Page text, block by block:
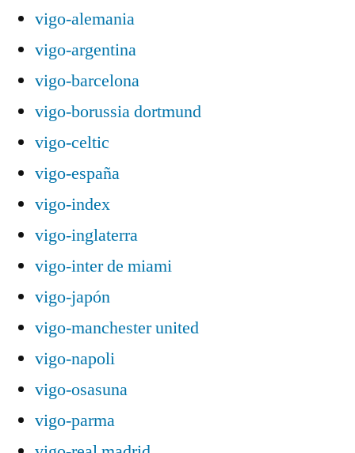
vigo-alemania
vigo-argentina
vigo-barcelona
vigo-borussia dortmund
vigo-celtic
vigo-españa
vigo-index
vigo-inglaterra
vigo-inter de miami
vigo-japón
vigo-manchester united
vigo-napoli
vigo-osasuna
vigo-parma